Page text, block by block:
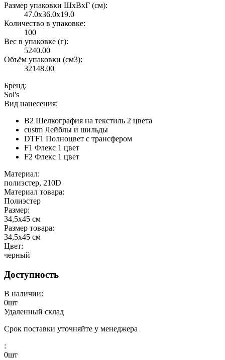
Размер упаковки ШxВxГ (см):
47.0x36.0x19.0
Количество в упаковке:
100
Вес в упаковке (г):
5240.00
Объём упаковки (см3):
32148.00
Бренд:
Sol's
Вид нанесения:
B2 Шелкография на текстиль 2 цвета
custm Лейблы и шильды
DTF1 Полноцвет с трансфером
F1 Флекс 1 цвет
F2 Флекс 1 цвет
Материал:
полиэстер, 210D
Материал товара:
Полиэстер
Размер:
34,5x45 см
Размер товара:
34,5x45 см
Цвет:
черный
Доступность
В наличии:
0шт
Удаленный склад
Срок поставки уточняйте у менеджера
:
0шт